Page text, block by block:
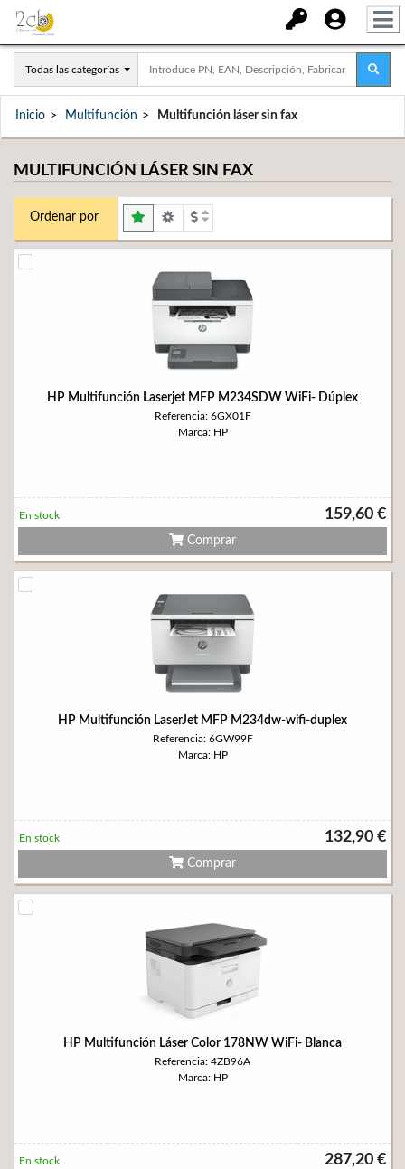
Todas las categorías
Inicio Multifunción Multifunción láser sin fax
MULTIFUNCIÓN LÁSER SIN FAX
Ordenar por
HP Multifunción Laserjet MFP M234SDW WiFi- Dúplex
Referencia: 6GX01F
Marca: HP
159,60 €
En stock
Comprar
HP Multifunción LaserJet MFP M234dw-wifi-duplex
Referencia: 6GW99F
Marca: HP
132,90 €
En stock
Comprar
HP Multifunción Láser Color 178NW WiFi- Blanca
Referencia: 4ZB96A
Marca: HP
287,20 €
En stock